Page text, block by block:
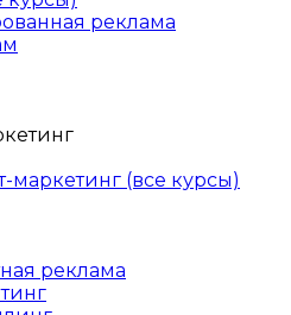
реклама
маркетинг (все курсы)
реклама